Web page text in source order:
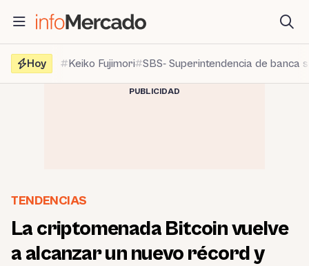
contenido
Hoy
Keiko Fujimori SBS- Superintendencia de banca
PUBLICIDAD
TENDENCIAS
La criptomenada Bitcoin vuelve
a alcanzar un nuevo récord y